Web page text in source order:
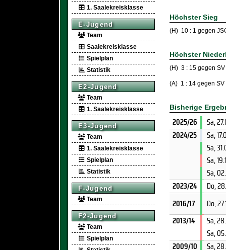
1. Saalekreisklasse
E-Jugend
Team
Saalekreisklasse
Spielplan
Statistik
E2-Jugend
Team
1. Saalekreisklasse
E3-Jugend
Team
1. Saalekreisklasse
Spielplan
Statistik
F-Jugend
Team
F2-Jugend
Team
Spielplan
Höchster Sieg
(H) 10 : 1 gegen
Höchster
(H) 3 : 15 gegen
(A) 1 : 14 gegen
Bisherige
2025/26
Sa,
2024/25
Sa,
Sa,
Sa,
Sa,
2023/24
Do,
2016/17
Do,
2013/14
Sa,
Sa,
2009/10
Sa,